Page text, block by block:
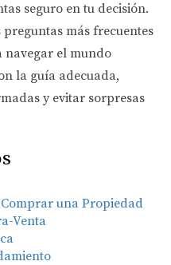
seguro en tu decisión.
más frecuentes
navegar el mundo
la guía adecuada,
y evitar sorpresas
una Propiedad
Venta